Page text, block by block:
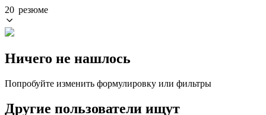
20 резюме
Ничего не нашлось
Попробуйте изменить формулировку или фильтры
Другие пользователи ищут